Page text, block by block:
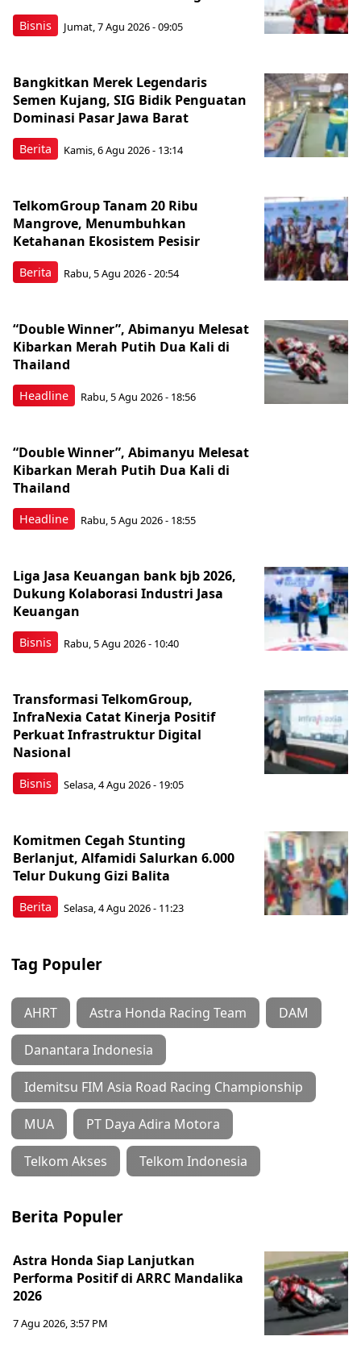
Bisnis Jumat, 7 Agu 2026 - 09:05
Berita
Bangkitkan Merek Legendaris
Semen Kujang, SIG Bidik Penguatan
Dominasi Pasar Jawa Barat
Kamis, 6 Agu 2026 - 13:14
Berita
TelkomGroup Tanam 20 Ribu
Mangrove, Menumbuhkan
Ketahanan Ekosistem Pesisir
Rabu, 5 Agu 2026 - 20:54
Headline
“Double Winner”, Abimanyu Melesat
Kibarkan Merah Putih Dua Kali di
Thailand
Rabu, 5 Agu 2026 - 18:56
Headline
“Double Winner”, Abimanyu Melesat
Kibarkan Merah Putih Dua Kali di
Thailand
Rabu, 5 Agu 2026 - 18:55
Bisnis
Liga Jasa Keuangan bank bjb 2026,
Dukung Kolaborasi Industri Jasa
Keuangan
Rabu, 5 Agu 2026 - 10:40
Bisnis
Transformasi TelkomGroup,
InfraNexia Catat Kinerja Positif
Perkuat Infrastruktur Digital
Nasional
Selasa, 4 Agu 2026 - 19:05
Berita
Komitmen Cegah Stunting
Berlanjut, Alfamidi Salurkan 6.000
Telur Dukung Gizi Balita
Selasa, 4 Agu 2026 - 11:23
Tag Populer
AHRT Astra Honda Racing Team DAM
Danantara Indonesia
Idemitsu FIM Asia Road Racing Championship
MUA PT Daya Adira Motora
Telkom Akses Telkom Indonesia
Berita Populer
Astra Honda Siap Lanjutkan
Performa Positif di ARRC Mandalika
2026
7 Agu 2026, 3:57 PM